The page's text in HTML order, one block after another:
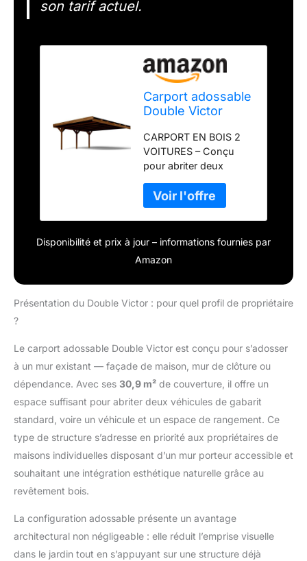
son tarif actuel.
Carport adossable
Double Victor
CARPORT EN BOIS 2
VOITURES – Conçu
pour abriter deux
protéger efficacement
des intempéries.
SUPERFICIE 29,9 M² –
Grande capacité offrant
stationnement
TRAITÉ AUTOCLAVE
l'humidité, aux
champignons et aux
insectes. DESIGN
ÉLÉGANT ET
PRATIQUE – S'adapte
harmonieusement à
tous types d'extérieurs
avec une structure
solide et esthétique.
BOIS CERTIFIÉ PEFC –
de forêts gérées
durablement.
Disponibilité et prix à jour – informations fournies par
Amazon
Présentation du Double Victor : pour quel profil de propriétaire
?
Le carport adossable Double Victor est conçu pour s’adosser
à un mur existant — façade de maison, mur de clôture ou
dépendance. Avec ses 30,9 m² de couverture, il offre un
espace suffisant pour abriter deux véhicules de gabarit
standard, voire un véhicule et un espace de rangement. Ce
type de structure s’adresse en priorité aux propriétaires de
maisons individuelles disposant d’un mur porteur accessible et
souhaitant une intégration esthétique naturelle grâce au
revêtement bois.
La configuration adossable présente un avantage
architectural non négligeable : elle réduit l’emprise visuelle
dans le jardin tout en s’appuyant sur une structure déjà